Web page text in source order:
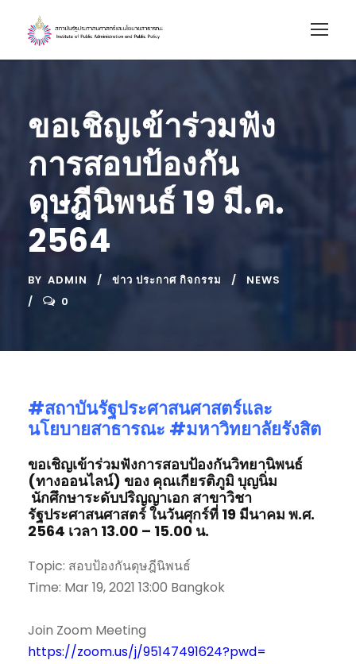
ขอเชิญเข้าร่วมฟัง
การสอบป้องกัน
ดุษฎีนิพนธ์ 19 มี.ค.
2564
BY ADMIN ข่าว ประกาศ กิจกรรม
NEWS
0
#สถาบันรัฐประศาสนศาสตร์และ
นโยบายสาธารณะ #มหาวิทยาลัยรังสิต
ขอเชิญเข้าร่วมฟังการสอบป้องกันวิทยานิพนธ์
(ทางออนไลน์) ของ คุณเกียรติภูมิ บุญนิ่ม
นักศึกษาระดับปริญญาเอก สาขาวิชา
รัฐประศาสนศาสตร์ในวันศุกร์ที่ 19 มีนาคม พ.ศ.
2564 เวลา 13.00 – 15.00 น.
Topic: สอบป้องกันดุษฎีนิพนธ์
Time: Mar 19, 2021 13:00 Bangkok
Join Zoom Meeting
https://zoom.us/j/95147491624?pwd=